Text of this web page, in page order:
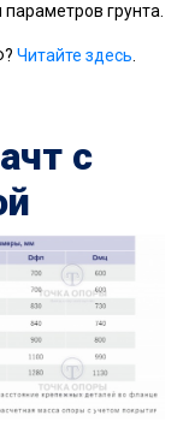
грунта.
Читайте здесь
с